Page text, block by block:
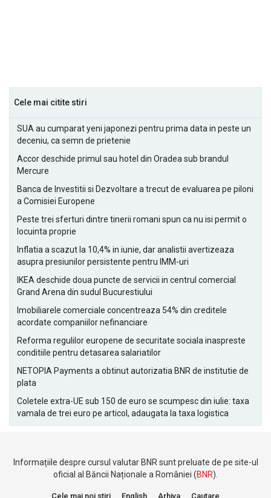
Cele mai citite stiri
SUA au cumparat yeni japonezi pentru prima data in peste un
deceniu, ca semn de prietenie
Accor deschide primul sau hotel din Oradea sub brandul
Mercure
Banca de Investitii si Dezvoltare a trecut de evaluarea pe piloni
a Comisiei Europene
Peste trei sferturi dintre tinerii romani spun ca nu isi permit o
locuinta proprie
Inflatia a scazut la 10,4% in iunie, dar analistii avertizeaza
asupra presiunilor persistente pentru IMM-uri
IKEA deschide doua puncte de servicii in centrul comercial
Grand Arena din sudul Bucurestiului
Imobiliarele comerciale concentreaza 54% din creditele
acordate companiilor nefinanciare
Reforma regulilor europene de securitate sociala inaspreste
conditiile pentru detasarea salariatilor
NETOPIA Payments a obtinut autorizatia BNR de institutie de
plata
Coletele extra-UE sub 150 de euro se scumpesc din iulie: taxa
vamala de trei euro pe articol, adaugata la taxa logistica
Informațiile despre cursul valutar BNR sunt preluate de pe site-ul
oficial al Băncii Naționale a României (BNR).
Cele mai noi stiri English Arhiva Cautare